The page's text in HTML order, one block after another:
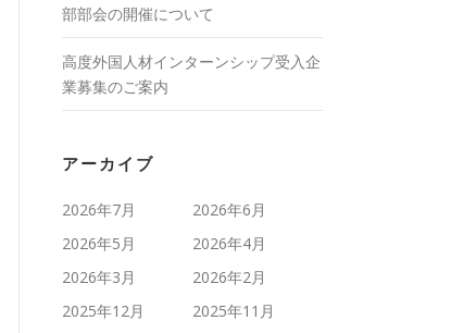
部部会の開催について
高度外国人材インターンシップ受入企
業募集のご案内
アーカイブ
2026年7月
2026年6月
2026年5月
2026年4月
2026年3月
2026年2月
2025年12月
2025年11月